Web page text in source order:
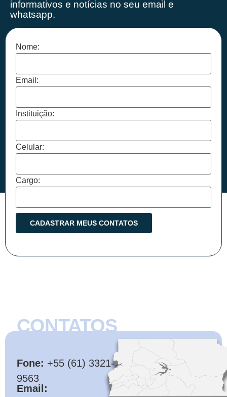
informativos e notícias no seu email e
whatsapp.
Nome:
Email:
Instituição:
Celular:
Cargo:
CONTATOS
Fone: +55 (61) 3321-
9563
Email: